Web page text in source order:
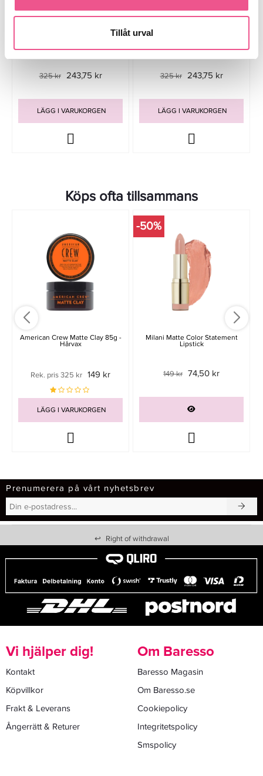
Tillåt urval
325 kr 243,75 kr
LÄGG I VARUKORGEN
325 kr 243,75 kr
LÄGG I VARUKORGEN
Köps ofta tillsammans
American Crew Matte Clay 85g -
Hårvax
Rek. pris 325 kr 149 kr
LÄGG I VARUKORGEN
-50%
Milani Matte Color Statement
Lipstick
149 kr 74,50 kr
Prenumerera på vårt nyhetsbrev
↩ Right of withdrawal
Vi hjälper dig!
Kontakt
Köpvillkor
Frakt & Leverans
Ångerrätt & Returer
Om Baresso
Baresso Magasin
Om Baresso.se
Cookiepolicy
Integritetspolicy
Smspolicy